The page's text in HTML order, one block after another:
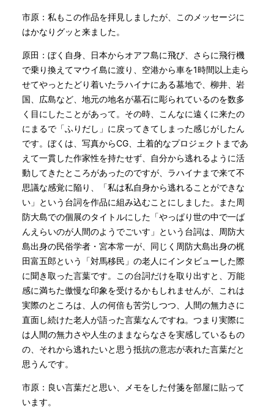
市原：私もこの作品を拝見しましたが、このメッセージに
はかなりグッと来ました。
原田：ぼく自身、日本からオアフ島に飛び、さらに飛行機
で乗り換えてマウイ島に渡り、空港から車を1時間以上走ら
せてやっとたどり着いたラハイナにある墓地で、柳井、岩
国、広島など、地元の地名が墓石に彫られているのを数多
く目にしたことがあって。その時、こんなに遠くに来たの
にまるで「ふりだし」に戻ってきてしまった感じがしたん
です。ぼくは、写真からCG、土着的なプロジェクトまであ
えて一貫した作家性を持たせず、自分から逃れるように活
動してきたところがあったのですが、ラハイナまで来て不
思議な感覚に陥り、「私は私自身から逃れることができな
い」という台詞を作品に組み込むことにしました。また周
防大島での個展のタイトルにした「やっぱり世の中で一ば
んえらいのが人間のようでごいす」という台詞は、周防大
島出身の民俗学者・宮本常一が、同じく周防大島出身の梶
田富五郎という「対馬移民」の老人にインタビューした際
に聞き取った言葉です。この台詞だけを取り出すと、万能
感に満ちた傲慢な印象を受けるかもしれませんが、これは
実際のところは、人の何倍も苦労しつつ、人間の無力さに
直面し続けた老人が語った言葉なんですね。つまり実際に
は人間の無力さや人生のままならなさを実感しているもの
の、それから逃れたいと思う抵抗の意志が表れた言葉だと
思うんです。
市原：良い言葉だと思い、メモをした付箋を部屋に貼って
います。